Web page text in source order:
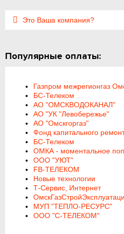
Это Ваша компания?
Популярные оплаты:
Газпром межрегионгаз
БС-Телеком
АО "ОМСКВОДОКАНАЛ"
АО "УК "Левобережье"
АО "Омскгоргаз"
Фонд капитального
БС-Телеком
ОМКА - моментальное
ООО "УЮТ"
FB-ТЕЛЕКОМ
Новые технологии
Т-Сервис, Интернет
МУП "ТЕПЛО-РЕСУРС"
ООО "С-ТЕЛЕКОМ"